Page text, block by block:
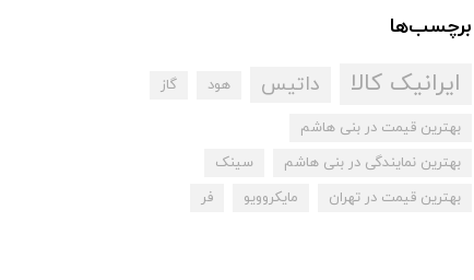
برچسب‌ها
ایرانیک کالا داتیس هود گاز
بهترین قیمت در بنی هاشم
بهترین نمایندگی در بنی هاشم
سینک
بهترین قیمت در تهران
مایکروویو فر